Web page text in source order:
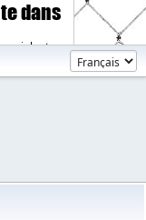
dans
violents.